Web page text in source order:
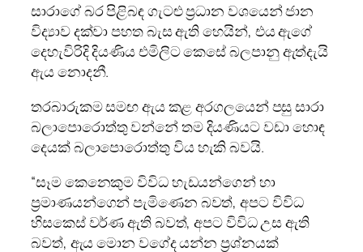
සාරාගේ බර පිළිබඳ ගැටළු ප්‍රධාන වශයෙන් ජාන
විද්‍යාව දක්වා පහත බැස ඇති හෙයින්, එය ඇගේ
දෙහැවිරිදි දියණිය එමිලිට කෙසේ බලපානු ඇත්දැයි
ඇය නොදනී.
තරබාරුකම සමඟ ඇය කළ අරගලයෙන් පසු සාරා
බලාපොරොත්තු වන්නේ තම දියණියට වඩා හොඳ
දෙයක් බලාපොරොත්තු විය හැකි බවයි.
“සෑම කෙනෙකුම විවිධ හැඩයන්ගෙන් හා
ප්‍රමාණයන්ගෙන් පැමිණෙන බවත්, අපට විවිධ
හිසකෙස් වර්ණ ඇති බවත්, අපට විවිධ උස ඇති
බවත්, ඇය මොන වගේද යන්න ප්‍රශ්නයක්